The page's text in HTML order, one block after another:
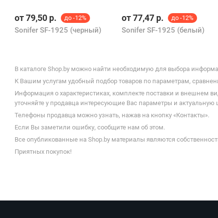
от79,50 р. до -12%
Sonifer SF-1925 (черный)
от77,47 р. до -12%
Sonifer SF-1925 (белый)
В каталоге Shop.by можно найти необходимую для выбора
К Вашим услугам удобный подбор товаров по параметрам,
Информация о характеристиках, комплекте поставки и внешнем
уточняйте у продавца интересующие Вас параметры и
Телефоны продавца можно узнать, нажав на кнопку «Контакты».
Если Вы заметили ошибку, сообщите нам об этом.
Все опубликованные на Shop.by материалы являются
Приятных покупок!